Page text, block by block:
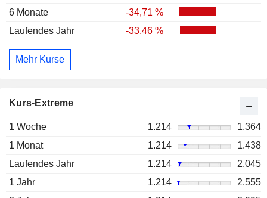
6 Monate
-34,71 %
Laufendes Jahr
-33,46 %
Mehr Kurse
Kurs-Extreme
1 Woche 1.214
1.364
1 Monat
1.214
1.438
Laufendes Jahr
1.214
2.045
1 Jahr
1.214
2.555